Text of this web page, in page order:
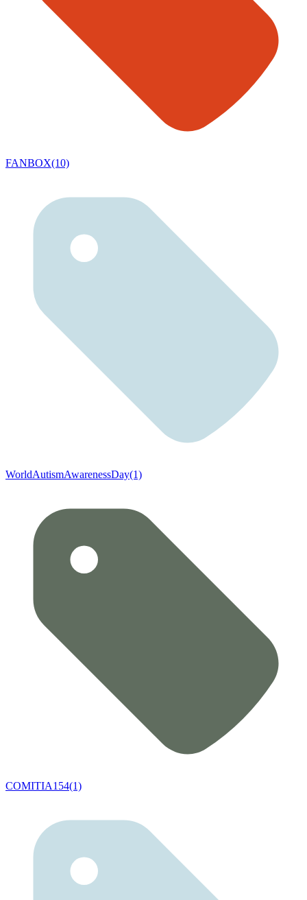
FANBOX(10)
WorldAutismAwarenessDay(1)
COMITIA154(1)